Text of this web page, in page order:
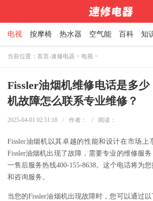
电视 按摩椅 热水器 空气能 百科 知
当前位置： 首页-速修电器 > 电视 >
Fissler油烟机维修电话是多少
机故障怎么联系专业维修？
2025-04-01 02:51:18 / 作者： / 阅读：
Fissler油烟机以其卓越的性能和设计在市场上
Fissler油烟机出现了故障，需要专业的维修服
一售后服务热线400-155-8638。这个电话将为
和咨询服务。
当您的Fissler油烟机出现故障时，您可以通过